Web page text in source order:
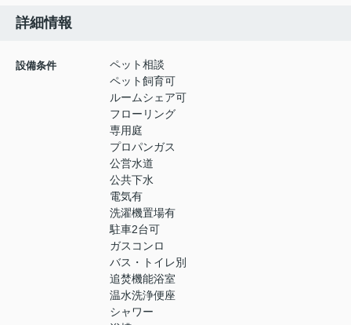
詳細情報
設備条件
ペット相談
ペット飼育可
ルームシェア可
フローリング
専用庭
プロパンガス
公営水道
公共下水
電気有
洗濯機置場有
駐車2台可
ガスコンロ
バス・トイレ別
追焚機能浴室
温水洗浄便座
シャワー